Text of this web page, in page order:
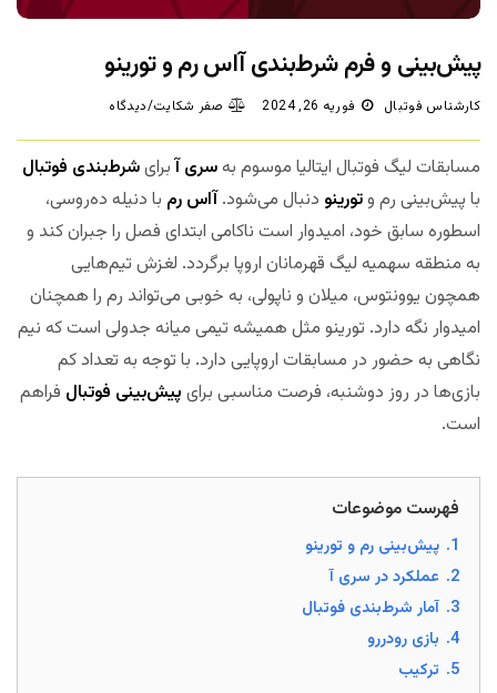
پیش‌بینی و فرم شرط‌بندی آاس رم و تورینو
کارشناس فوتبال فوریه 26, 2024 صفر شکایت/دیدگاه
مسابقات لیگ فوتبال ایتالیا موسوم بهسری آبرایشرط‌‌بندی فوتبال
با پیش‌بینی رم وتورینو دنبال می‌شود.آاس رم با دنیله ده‌روسی،
اسطوره سابق خود، امیدوار است ناکامی ابتدای فصل را جبران کند و
به منطقه سهمیه لیگ قهرمانان اروپا برگردد. لغزش تیم‌هایی
همچون یوونتوس، میلان و ناپولی، به خوبی می‌تواند رم را همچنان
امیدوار نگه دارد. تورینو مثل همیشه تیمی میانه جدولی است که نیم
نگاهی به حضور در مسابقات اروپایی دارد. با توجه به تعداد کم
بازی‌ها در روز دوشنبه، فرصت مناسبی برای پیش‌بینی فوتبال فراهم
است.
فهرست موضوعات
1. پیش‌بینی رم و تورینو
2. عملکرد در سری آ
3. آمار شرط‌بندی فوتبال
4. بازی رودررو
5. ترکیب